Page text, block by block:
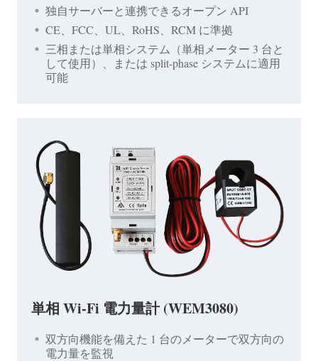
独自サーバーと連携できるオープン API
CE、FCC、UL、RoHS、RCM に準拠
三相または単相システム（単相メーター 3 台と
して使用）、または split-phase システムに適用
可能
単相 Wi-Fi 電力量計 (WEM3080)
双方向機能を備えた 1 台のメーターで双方向の
電力量を監視